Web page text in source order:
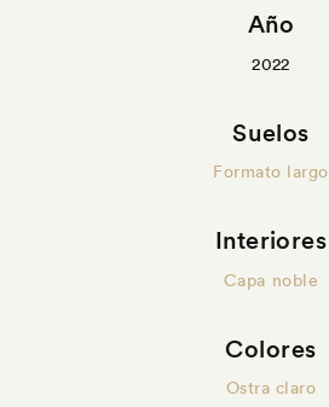
Año
2022
Suelos
Formato largo
Interiores
Capa noble
Colores
Ostra claro